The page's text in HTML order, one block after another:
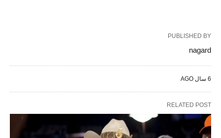
PUBLISHED BY
nagard
6 سال AGO
RELATED POST